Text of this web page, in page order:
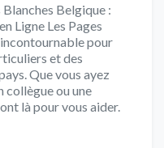
Belgique :
Ligne Les Pages
pour
et des
Que vous ayez
collègue ou une
là pour vous aider.